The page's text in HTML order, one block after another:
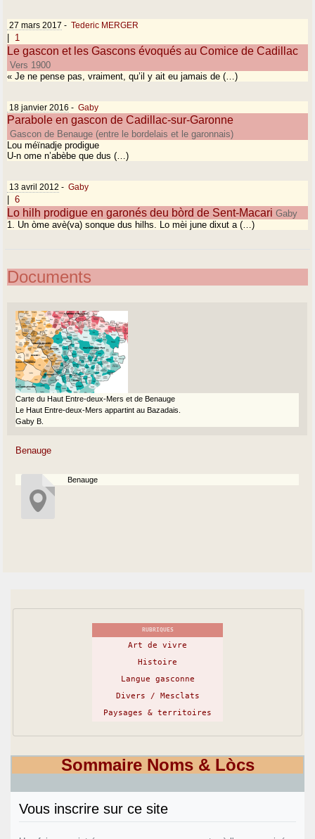
27 mars 2017 - Tederic MERGER
1
Le gascon et les Gascons évoqués au Comice de Cadillac
Vers 1900
« Je ne pense pas, vraiment, qu’il y ait eu jamais de (…)
18 janvier 2016 - Gaby
Parabole en gascon de Cadillac-sur-Garonne
Gascon de Benauge (entre le bordelais et le garonnais)
Lou méïnadje prodigue
U-n ome n’abèbe que dus (…)
13 avril 2012 - Gaby
6
Lo hilh prodigue en garonés deu bòrd de Sent-Macari Gaby
1. Un òme avè(va) sonque dus hilhs. Lo mèi june dixut a (…)
Documents
Carte du Haut Entre-deux-Mers et de Benauge
Le Haut Entre-deux-Mers appartint au Bazadais.
Gaby B.
Benauge
Benauge
RUBRIQUES
Art de vivre
Histoire
Langue gasconne
Divers / Mesclats
Paysages & territoires
Sommaire Noms & Lòcs
Vous inscrire sur ce site